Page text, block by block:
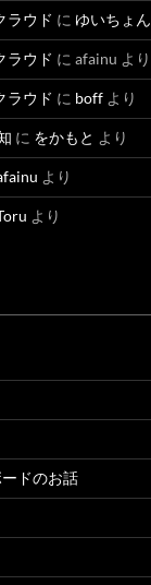
ラウド に ゆいちょん
ラウド に afainu より
ラウド に boff より
に をかもと より
より
より
ドのお話